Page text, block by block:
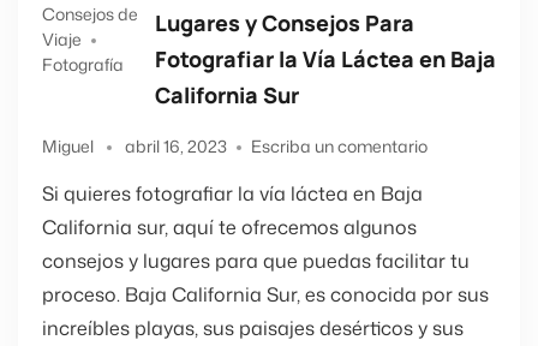
Consejos de
Viaje
Fotografía
Lugares y Consejos Para
Fotografiar la Vía Láctea en Baja
California Sur
Miguel abril 16, 2023 Escriba un comentario
Si quieres fotografiar la vía láctea en Baja
California sur, aquí te ofrecemos algunos
consejos y lugares para que puedas facilitar tu
proceso. Baja California Sur, es conocida por sus
increíbles playas, sus paisajes desérticos y sus